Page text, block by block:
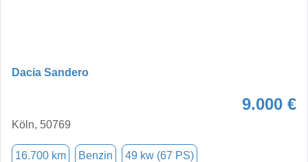
Dacia Sandero
9.000 €
Köln, 50769
16.700 km Benzin 49 kw (67 PS)